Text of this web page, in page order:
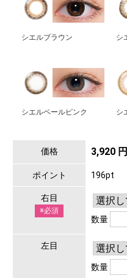
シエルブラウン シ
シエルペールピンク シ
価格 3,920
ポイント 196pt
右目
※必須
数量
左目
数量